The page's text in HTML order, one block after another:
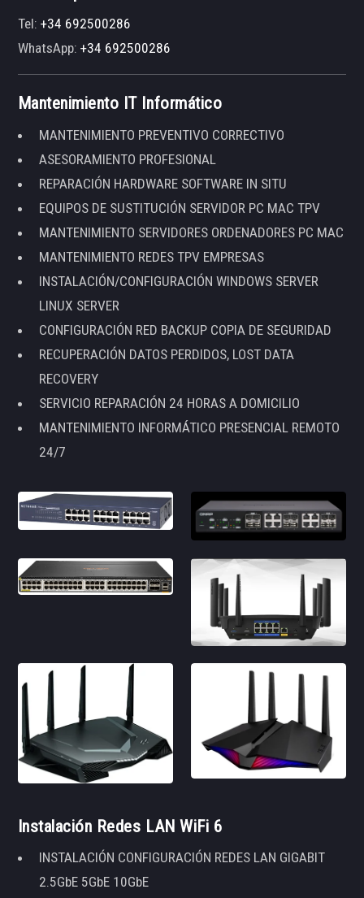
Tel:+34 692500286
WhatsApp:+34 692500286
Mantenimiento IT Informático
MANTENIMIENTO PREVENTIVO CORRECTIVO
ASESORAMIENTO PROFESIONAL
REPARACIÓN HARDWARE SOFTWARE IN SITU
EQUIPOS DE SUSTITUCIÓN SERVIDOR PC MAC TPV
MANTENIMIENTO SERVIDORES ORDENADORES PC MAC
MANTENIMIENTO REDES TPV EMPRESAS
INSTALACIÓN/CONFIGURACIÓN WINDOWS SERVER
LINUX SERVER
CONFIGURACIÓN RED BACKUP COPIA DE SEGURIDAD
RECUPERACIÓN DATOS PERDIDOS, LOST DATA
RECOVERY
SERVICIO REPARACIÓN 24 HORAS A DOMICILIO
MANTENIMIENTO INFORMÁTICO PRESENCIAL REMOTO
24/7
Instalación Redes LAN WiFi 6
INSTALACIÓN CONFIGURACIÓN REDES LAN GIGABIT
2.5GbE 5GbE 10GbE